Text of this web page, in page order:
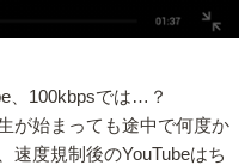
、100kbpsでは…？
が始まっても途中で何度か
速度規制後のYouTubeはち